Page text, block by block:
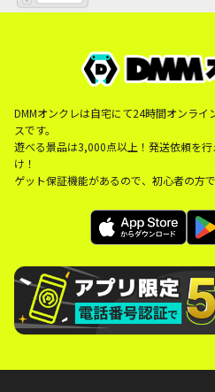
DMMオンクレは自宅にて24時間オンラ
スです。
遊べる景品は3,000点以上！発送依頼を
け！
ゲット保証機能があるので、初心者の方